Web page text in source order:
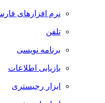
نرم افزارهای
تلفن
برنامه نویسی
بازیابی اطلاعات
ابزار رجیستری